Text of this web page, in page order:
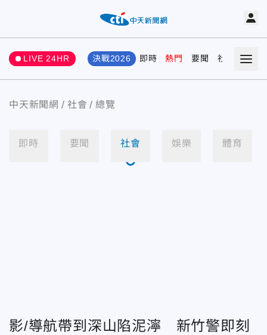
LIVE 24HR 決戰2026 即時 熱門 要聞 社會 娛樂
中天新聞網 社會 總覽
即時 要聞 社會 娛樂 體育
影/導航帶到深山陷泥濘 新竹警即刻